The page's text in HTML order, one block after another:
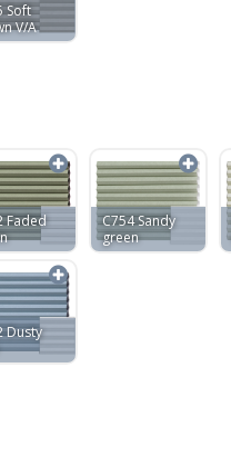
Soft
V/A
Faded
C754 Sandy
green
Dusty